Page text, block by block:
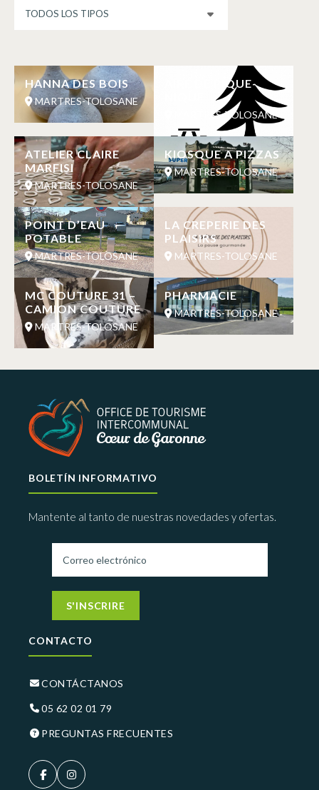
HANNA DES BOIS
MARTRES-TOLOSANE
AIRE DE PIQUE-
MARTRES-TOLOSANE
ATELIER CLAIRE
MARFISI
MARTRES-TOLOSANE
KIOSQUE A PIZZAS
MARTRES-TOLOSANE
POINT D’EAU
POTABLE
MARTRES-TOLOSANE
LA CREPERIE DES
PLAISIRS
MARTRES-TOLOSANE
MC COUTURE 31 –
CAMION COUTURE
MARTRES-TOLOSANE
PHARMACIE
MARTRES-TOLOSANE
BOLETÍN INFORMATIVO
Mantente al tanto de nuestras novedades y ofertas.
S'INSCRIRE
CONTACTO
CONTÁCTANOS
05 62 02 01 79
PREGUNTAS FRECUENTES